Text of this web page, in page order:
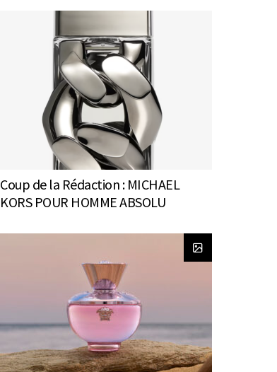
Coup de la Rédaction : MICHAEL
KORS POUR HOMME ABSOLU